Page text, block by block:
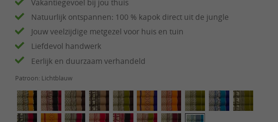
Vakantiegevoel bij jou thuis
Natuurlijk ontspannen: 100 % kapok direct uit de jungle
Jouw veelzijdige metgezel voor huis en tuin
Liefdevol handwerk
Eerlijk en duurzaam verhandeld
Patroon: Lichtblauw